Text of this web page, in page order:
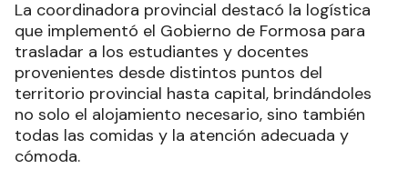
La coordinadora provincial destacó la logística
que implementó el Gobierno de Formosa para
trasladar a los estudiantes y docentes
provenientes desde distintos puntos del
territorio provincial hasta capital, brindándoles
no solo el alojamiento necesario, sino también
todas las comidas y la atención adecuada y
cómoda.